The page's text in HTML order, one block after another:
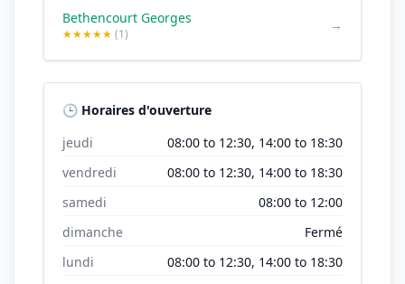
Bethencourt Georges
★★★★★ (1)
→
🕒 Horaires d'ouverture
jeudi
08:00 to 12:30, 14:00 to 18:30
vendredi
08:00 to 12:30, 14:00 to 18:30
samedi
08:00 to 12:00
dimanche
Fermé
lundi
08:00 to 12:30, 14:00 to 18:30